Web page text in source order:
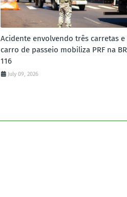
Acidente envolvendo três carretas e
carro de passeio mobiliza PRF na
116
July 09, 2026